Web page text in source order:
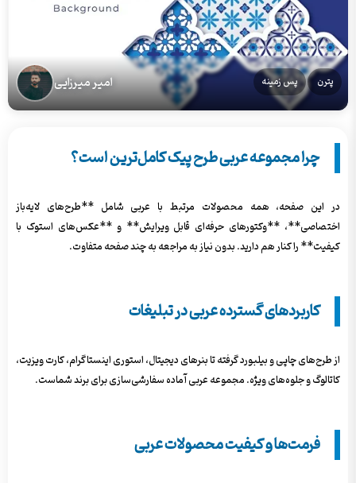
پترن پس زمینه امیر میرزایی
چرا مجموعه عربی طرح پیک کامل‌ترین است؟
در این صفحه، همه محصولات مرتبط با عربی شامل **طرح‌های لایه‌باز
اختصاصی**، **وکتورهای حرفه‌ای قابل ویرایش** و **عکس‌های استوک با
کیفیت** را کنار هم دارید. بدون نیاز به مراجعه به چند صفحه متفاوت.
کاربردهای گسترده عربی در تبلیغات
از طرح‌های چاپی و بیلبورد گرفته تا بنرهای دیجیتال، استوری اینستاگرام، کارت ویزیت،
کاتالوگ و جلوه‌های ویژه. مجموعه عربی آماده سفارشی‌سازی برای برند شماست.
فرمت‌ها و کیفیت محصولات عربی